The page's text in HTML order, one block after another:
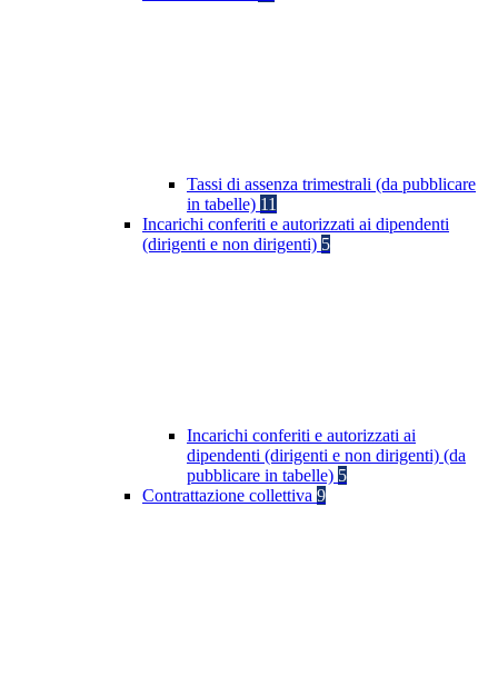
Tassi di assenza trimestrali (da pubblicare
in tabelle) 11
Incarichi conferiti e autorizzati ai dipendenti
(dirigenti e non dirigenti) 5
Incarichi conferiti e autorizzati ai
dipendenti (dirigenti e non dirigenti) (da
pubblicare in tabelle) 5
Contrattazione collettiva 9